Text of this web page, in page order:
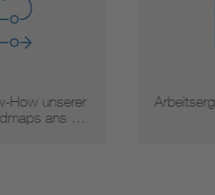
Arbeitsergebnisse